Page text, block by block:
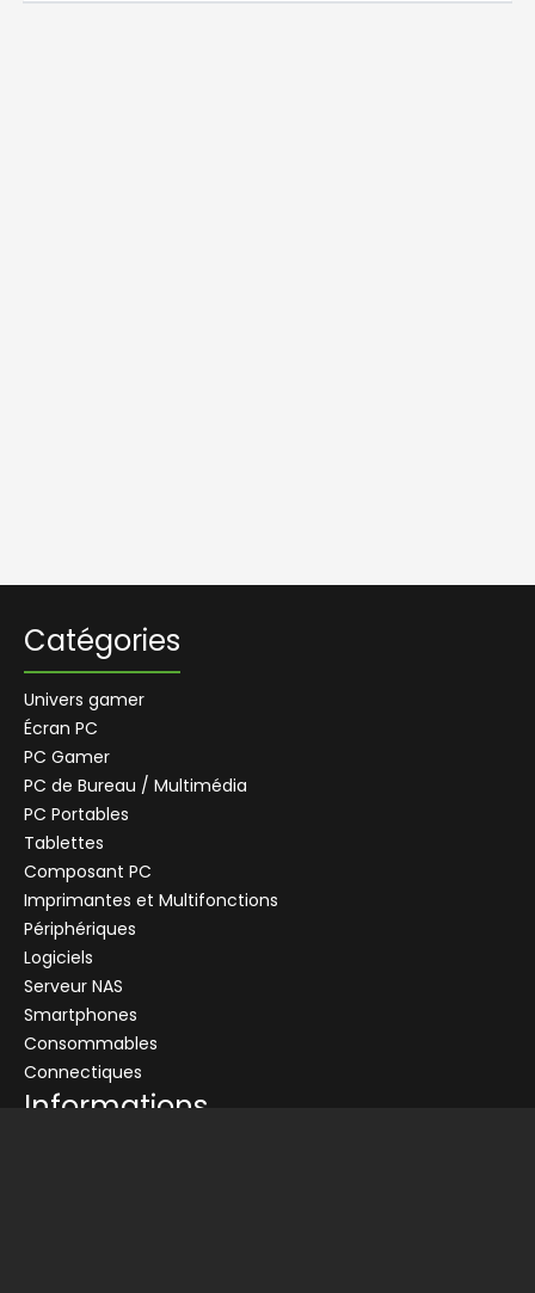
Connectez-vous pour voir les informations de ce produit
CENTRALE+
Catégories
Univers gamer
Écran PC
PC Gamer
PC de Bureau / Multimédia
PC Portables
Tablettes
Composant PC
Imprimantes et Multifonctions
Périphériques
Logiciels
Serveur NAS
Smartphones
Consommables
Connectiques
Informations